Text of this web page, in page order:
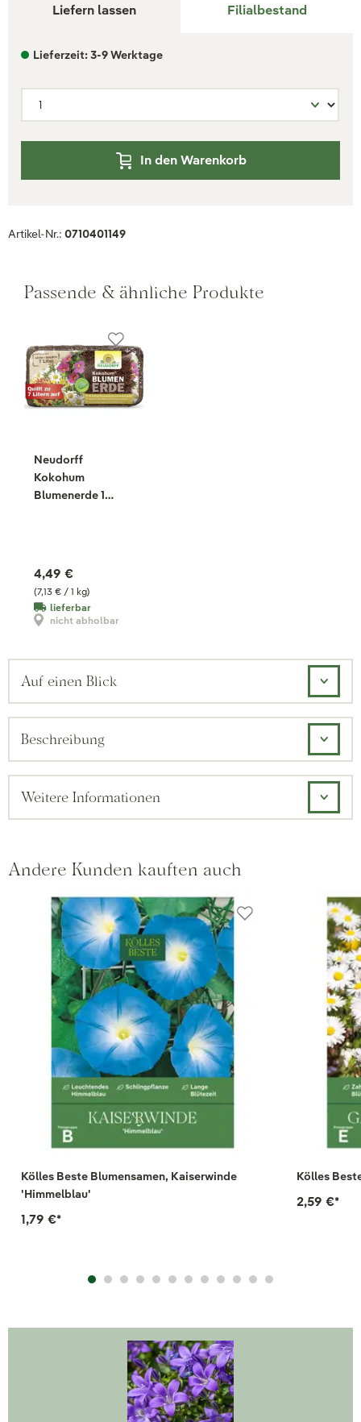
Liefern lassen Filialbestand
Lieferzeit: 3-9 Werktage
In den Warenkorb
Artikel-Nr.: 0710401149
Passende & ähnliche Produkte
Neudorff
Kokohum
Blumenerde 1
(7,13 € / 1 kg)
4,49 €
lieferbar
nicht abholbar
Auf einen Blick
Beschreibung
Weitere Informationen
Andere Kunden kauften auch
Kölles Beste Blumensamen, Kaiserwinde
'Himmelblau'
1,79 €*
Kölles
2,59 €*